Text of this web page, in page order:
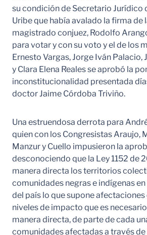
su condición de Secretario Jurídico
Uribe que había avalado la firma de
magistrado conjuez, Rodolfo
para votar y con su voto y el de los
Ernesto Vargas, Jorge Iván Palacio,
y Clara Elena Reales se aprobó la
inconstitucionalidad presentada
doctor Jaime Córdoba Triviño.
Una estruendosa derrota para
quien con los Congresistas Araujo,
Manzur y Cuello impusieron la
desconociendo que la Ley 1152 de
manera directa los territorios
comunidades negras e indígenas
del país lo que supone
niveles de impacto que es
manera directa, de parte de cada
comunidades afectadas a través